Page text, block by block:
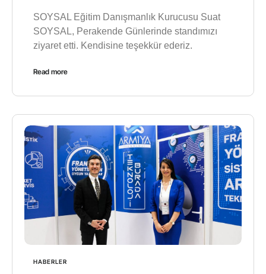
SOYSAL Eğitim Danışmanlık Kurucusu Suat
SOYSAL, Perakende Günlerinde standımızı
ziyaret etti. Kendisine teşekkür ederiz.
Read more
HABERLER